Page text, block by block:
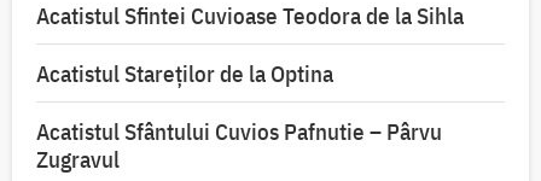
Acatistul Sfintei Cuvioase Teodora de la Sihla
Acatistul Stareţilor de la Optina
Acatistul Sfântului Cuvios Pafnutie – Pârvu
Zugravul